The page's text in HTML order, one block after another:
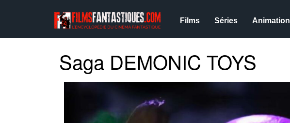
Films Séries Animation
Saga DEMONIC TOYS